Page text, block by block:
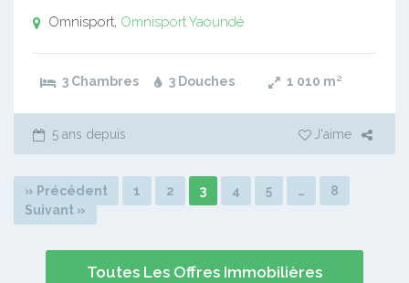
Omnisport, OmnisportYaoundé
3 Chambres 3 Douches 1 010 m²
5 ans depuis J'aime
» Précédent 1 2 3 4 5 …
8
Suivant »
Toutes Les Offres Immobilières